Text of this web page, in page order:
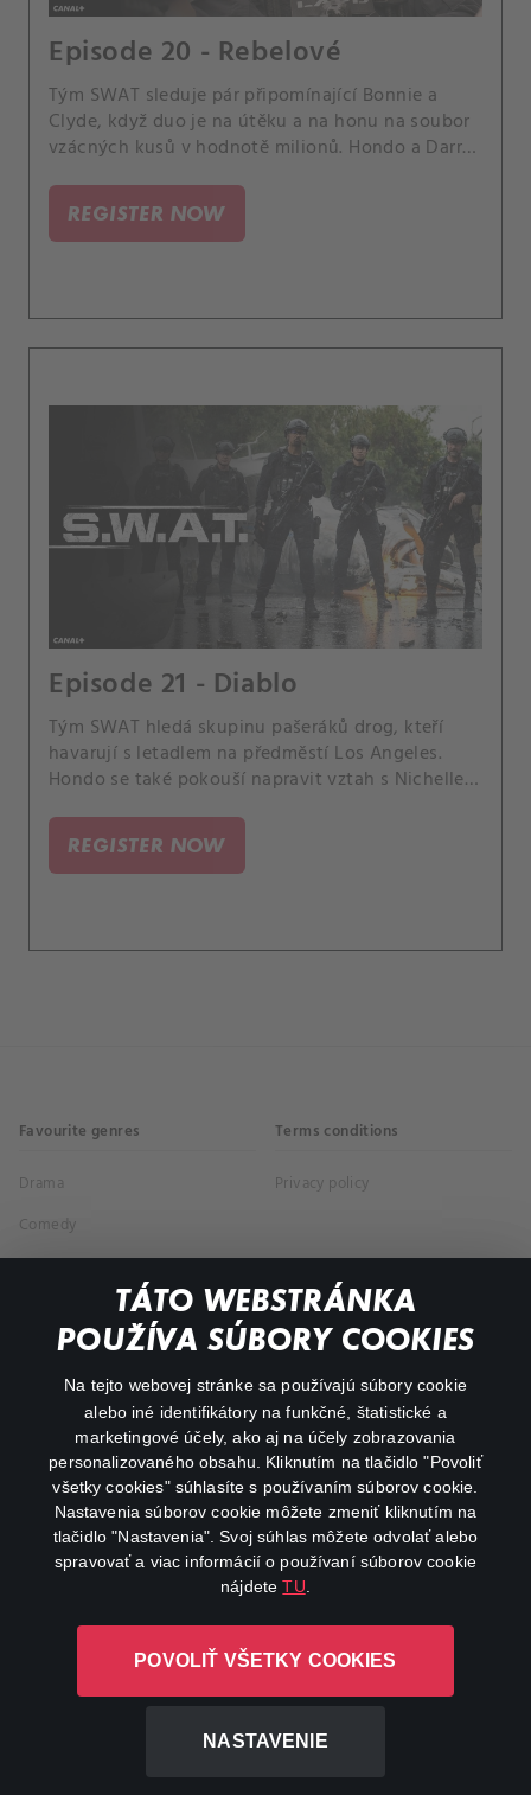
TÁTO WEBSTRÁNKA
POUŽÍVA SÚBORY COOKIES
Na tejto webovej stránke sa používajú súbory cookie
alebo iné identifikátory na funkčné, štatistické a
marketingové účely, ako aj na účely zobrazovania
personalizovaného obsahu. Kliknutím na tlačidlo "Povoliť
všetky cookies" súhlasíte s používaním súborov cookie.
Nastavenia súborov cookie môžete zmeniť kliknutím na
tlačidlo "Nastavenia". Svoj súhlas môžete odvolať alebo
spravovať a viac informácií o používaní súborov cookie
nájdeteTU
POVOLIŤ VŠETKY COOKIES
NASTAVENIE
Episode 20 - Rebelové
Tým SWAT sleduje pár připomínající Bonnie a
Clyde, když duo je na útěku a na honu na soubor
vzácných kusů v hodnotě milionů. Hondo a Darryl
přítelkyně navštěvuje svého mladého syna, a Luca
čelí strachu z neúspěchu jeho rekvalifikace, aby
se vrátil do služby, když pomáhá Kelly, jeho
REGISTER NOW
Episode 21 - Diablo
Tým SWAT hledá skupinu pašeráků drog, kteří
havarují s letadlem na předměstí Los Angeles.
Hondo se také pokouší napravit vztah s Nichelle,
služby a Deacon váhá, když je požádán, aby
promluvil se skupinou rekrutů o duševním zdraví.
REGISTER NOW
Favourite genres
Drama
Comedy
Terms conditions
Privacy policy
My profile
Important links
Canal+ Luxembourg S. à r.l. so sídlom Rue Albert Borschette 4,